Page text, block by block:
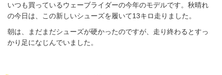
いつも買っているウェーブライダーの今年のモデルです。秋晴れ
の今日は、この新しいシューズを履いて13キロ走りました。
朝は、まだまだシューズが硬かったのですが、走り終わるとすっ
かり足になじんでいました。